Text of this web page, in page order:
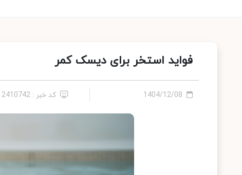
فواید استخر برای دیسک کمر
1404/12/08 کد خبر : 2410742